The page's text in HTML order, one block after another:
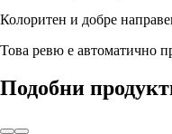
Колоритен и добре
Това ревю е автоматично
Подобни